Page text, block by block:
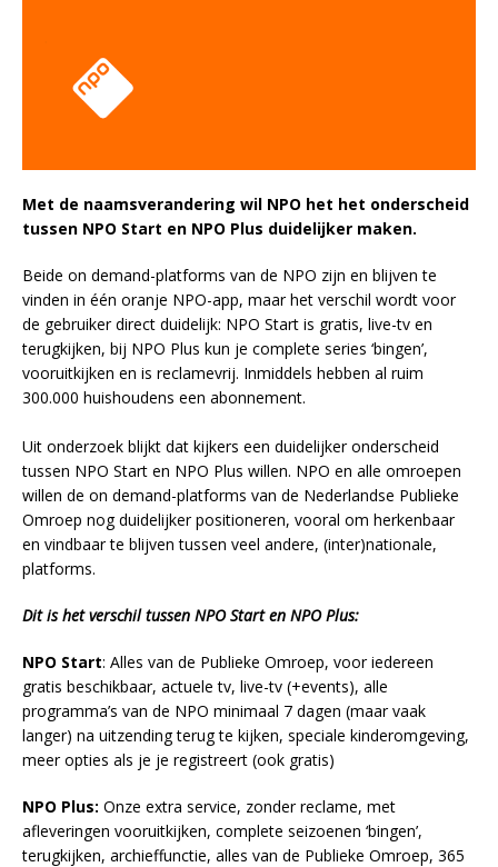
Met de naamsverandering wil NPO het het onderscheid
tussen NPO Start en NPO Plus duidelijker maken.
Beide on demand-platforms van de NPO zijn en blijven te
vinden in één oranje NPO-app, maar het verschil wordt voor
de gebruiker direct duidelijk: NPO Start is gratis, live-tv en
terugkijken, bij NPO Plus kun je complete series ‘bingen’,
vooruitkijken en is reclamevrij. Inmiddels hebben al ruim
300.000 huishoudens een abonnement.
Uit onderzoek blijkt dat kijkers een duidelijker onderscheid
tussen NPO Start en NPO Plus willen. NPO en alle omroepen
willen de on demand-platforms van de Nederlandse Publieke
Omroep nog duidelijker positioneren, vooral om herkenbaar
en vindbaar te blijven tussen veel andere, (inter)nationale,
platforms.
Dit is het verschil tussen NPO Start en NPO Plus:
NPO Start: Alles van de Publieke Omroep, voor iedereen
gratis beschikbaar, actuele tv, live-tv (+events), alle
programma’s van de NPO minimaal 7 dagen (maar vaak
langer) na uitzending terug te kijken, speciale kinderomgeving,
meer opties als je je registreert (ook gratis)
NPO Plus: Onze extra service, zonder reclame, met
afleveringen vooruitkijken, complete seizoenen ‘bingen’,
terugkijken, archieffunctie, alles van de Publieke Omroep, 365